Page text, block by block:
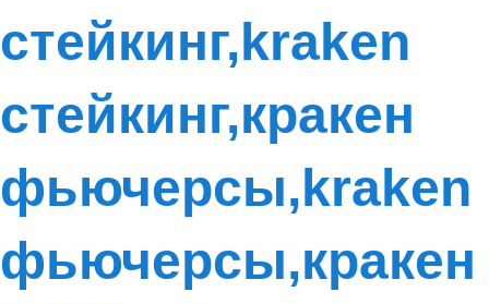
стейкинг,kraken
стейкинг,кракен
фьючерсы,kraken
фьючерсы,кракен